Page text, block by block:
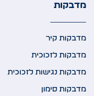
מדבקות
מדבקות קיר
מדבקות לזכוכית
מדבקות נגישות לזכוכית
מדבקות סימון